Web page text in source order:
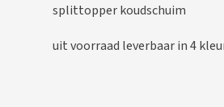
splittopper koudschuim
uit voorraad leverbaar in 4